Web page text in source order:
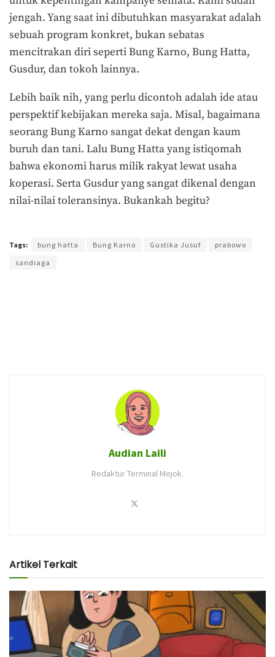
jengah. Yang saat ini dibutuhkan masyarakat adalah
sebuah program konkret, bukan sebatas
mencitrakan diri seperti Bung Karno, Bung Hatta,
Gusdur, dan tokoh lainnya.
Lebih baik nih, yang perlu dicontoh adalah ide atau
perspektif kebijakan mereka saja. Misal, bagaimana
seorang Bung Karno sangat dekat dengan kaum
buruh dan tani. Lalu Bung Hatta yang istiqomah
bahwa ekonomi harus milik rakyat lewat usaha
koperasi. Serta Gusdur yang sangat dikenal dengan
nilai-nilai toleransinya. Bukankah begitu?
Tags: bung hatta Bung Karno Gustika Jusuf
prabowo
sandiaga
Audian Laili
Redaktur Terminal Mojok.
Artikel Terkait